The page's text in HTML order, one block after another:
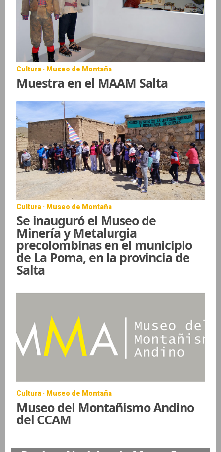
Cultura · Museo de Montaña
Muestra en el MAAM Salta
Cultura · Museo de Montaña
Se inauguró el Museo de
Minería y Metalurgia
precolombinas en el municipio
de La Poma, en la provincia de
Salta
Cultura · Museo de Montaña
Museo del Montañismo Andino
del CCAM